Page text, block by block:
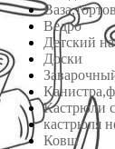
Ведро
Детский
Доски
Кастрюли
кастрюля
Ковш